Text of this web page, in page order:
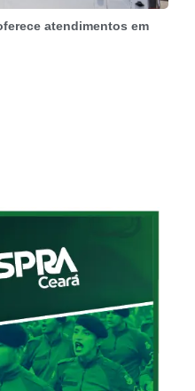
atendimentos em